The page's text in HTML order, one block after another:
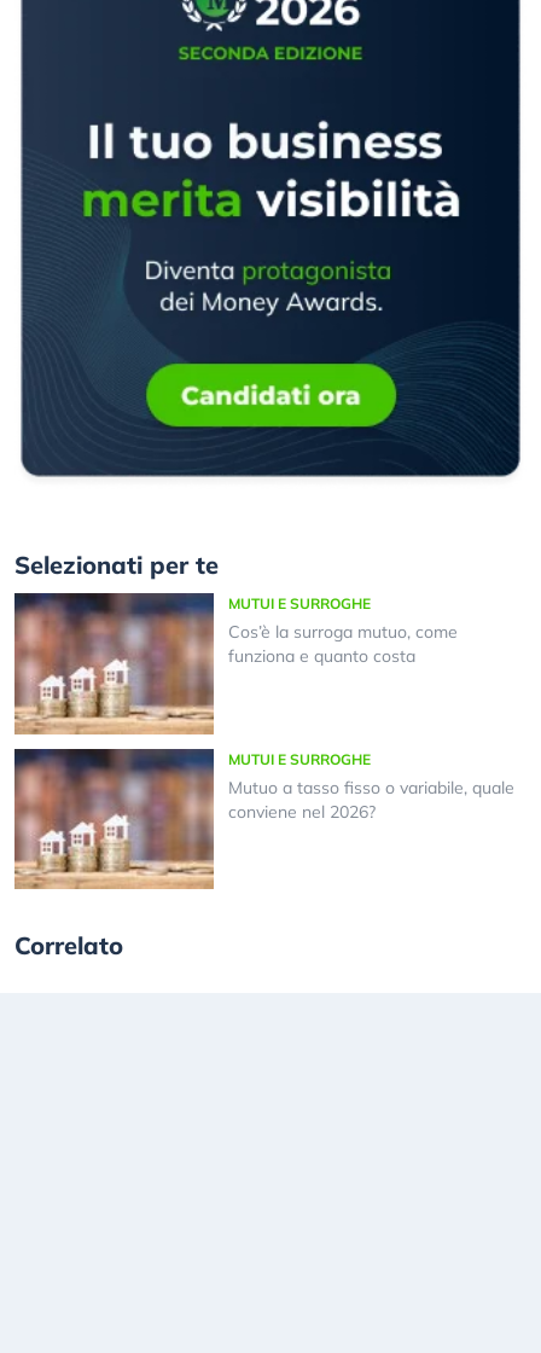
Selezionati per te
MUTUI E SURROGHE
Cos’è la surroga mutuo, come
funziona e quanto costa
MUTUI E SURROGHE
Mutuo a tasso fisso o variabile, quale
conviene nel 2026?
Correlato